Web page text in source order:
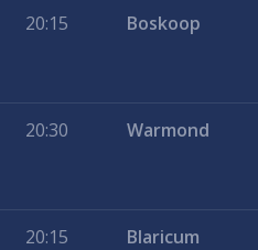
20:15 Boskoop
20:30 Warmond
20:15 Blaricum